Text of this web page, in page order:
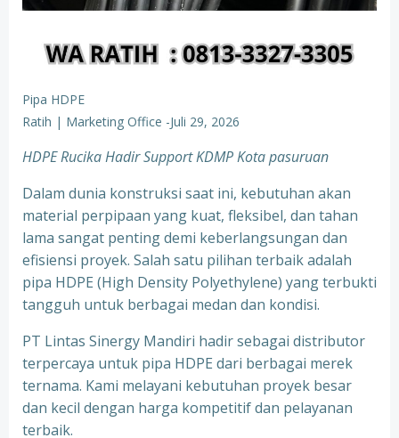
Pipa HDPE
Ratih | Marketing Office -Juli 29, 2026
HDPE Rucika Hadir Support KDMP Kota pasuruan
Dalam dunia konstruksi saat ini, kebutuhan akan
material perpipaan yang kuat, fleksibel, dan tahan
lama sangat penting demi keberlangsungan dan
efisiensi proyek. Salah satu pilihan terbaik adalah
pipa HDPE (High Density Polyethylene) yang terbukti
tangguh untuk berbagai medan dan kondisi.
PT Lintas Sinergy Mandiri hadir sebagai distributor
terpercaya untuk pipa HDPE dari berbagai merek
ternama. Kami melayani kebutuhan proyek besar
dan kecil dengan harga kompetitif dan pelayanan
terbaik.